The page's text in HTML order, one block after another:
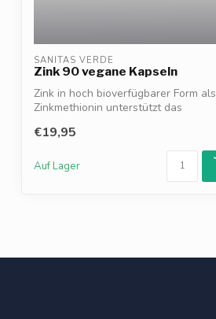
SANITAS VERDE
Zink 90 vegane Kapseln
Zink in hoch bioverfügbarer Form als
Zinkmethionin unterstützt das
€19,95
Auf Lager